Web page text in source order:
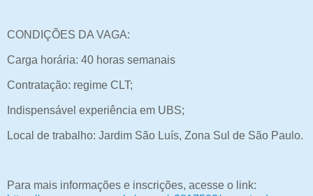
CONDIÇÕES DA VAGA:
Carga horária: 40 horas semanais
Contratação: regime CLT;
Indispensável experiência em UBS;
Local de trabalho: Jardim São Luís, Zona Sul de São Paulo.
Para mais informações e inscrições, acesse o link: